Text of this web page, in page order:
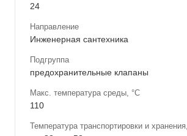
24
Направление
Инженерная сантехника
Подгруппа
предохранительные клапаны
Макс. температура среды, °С
110
Температура транспортировки и